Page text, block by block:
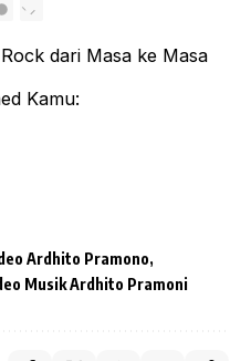
dari Masa ke Masa
Kamu:
Ardhito Pramono
Musik Ardhito Pramoni